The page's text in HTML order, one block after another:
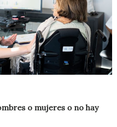
o mujeres o no hay